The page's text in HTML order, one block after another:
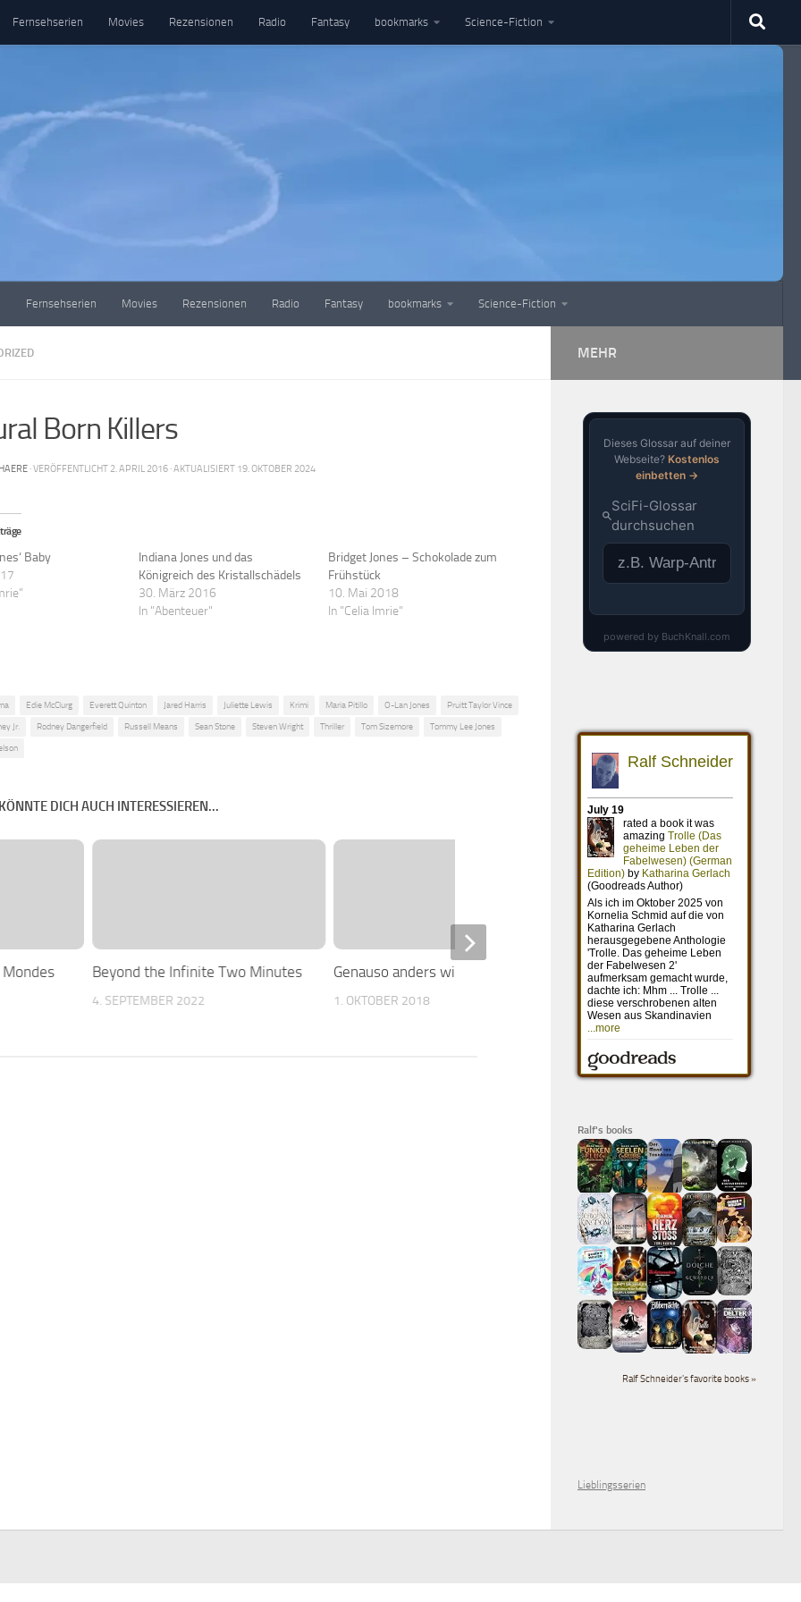
Fernsehserien Movies Rezensionen Radio Fantasy bookmarks Science-Fiction
Fernsehserien Movies Rezensionen Radio Fantasy bookmarks Science-Fiction
Born Killers
· VERÖFFENTLICHT 2. APRIL 2016 · AKTUALISIERT 19. OKTOBER 2024
Baby
Indiana Jones und das
Königreich des Kristallschädels
30. März 2016
In "Abenteuer"
Bridget Jones – Schokolade zum
Frühstück
10. Mai 2018
In "Celia Imrie"
Edie McClurg Everett Quinton Jared Harris Juliette Lewis Krimi Maria Pitillo O-Lan Jones Pruitt Taylor Vince
Jr. Rodney Dangerfield Russell Means Sean Stone Steven Wright Thriller Tom Sizemore Tommy Lee Jones
DICH AUCH INTERESSIEREN...
Beyond the Infinite Two Minutes
4. SEPTEMBER 2022
Genauso anders wie ich
1. OKTOBER 2018
The Outpost – Überleben ist
alles
17. MAI 2022
Mondes
MEHR
Ralf's books
Ralf Schneider's favorite books »
Lieblingsserien